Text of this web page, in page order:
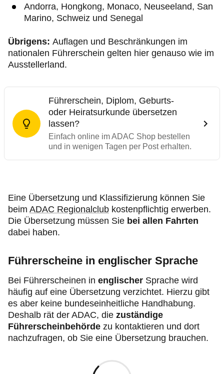
Andorra, Hongkong, Monaco, Neuseeland, San
Marino, Schweiz und Senegal
Übrigens: Auflagen und Beschränkungen im
nationalen Führerschein gelten hier genauso wie im
Ausstellerland.
Führerschein, Diplom, Geburts-
oder Heiratsurkunde übersetzen
lassen?
Einfach online im ADAC Shop bestellen
und in wenigen Tagen per Post erhalten.
Eine Übersetzung und Klassifizierung können Sie
beim ADAC Regionalclub kostenpflichtig erwerben.
Die Übersetzung müssen Sie bei allen Fahrten
dabei haben.
Führerscheine in englischer Sprache
Bei Führerscheinen in englischer Sprache wird
häufig auf eine Übersetzung verzichtet. Hierzu gibt
es aber keine bundeseinheitliche Handhabung.
Deshalb rät der ADAC, die zuständige
Führerscheinbehörde zu kontaktieren und dort
nachzufragen, ob Sie eine Übersetzung brauchen.